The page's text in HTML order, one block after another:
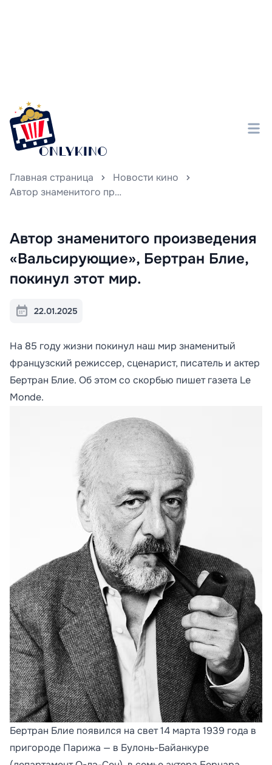
Главная страница
Новости кино
Автор знаменитого произведения «Вальсирующие», Бертран Блие, покинул этот мир.
Автор знаменитого произведения
«Вальсирующие», Бертран Блие,
покинул этот мир.
22.01.2025
На 85 году жизни покинул наш мир знаменитый
французский режиссер, сценарист, писатель и актер
Бертран Блие. Об этом со скорбью пишет газета Le
Monde.
Бертран Блие появился на свет 14 марта 1939 года в
пригороде Парижа — в Булонь-Байанкуре